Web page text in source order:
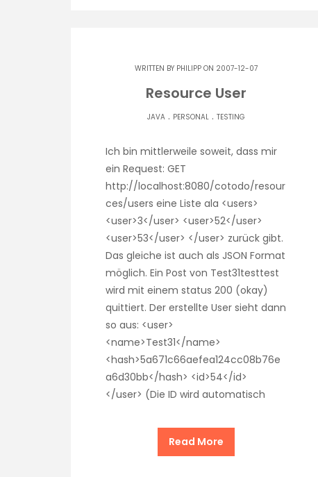
WRITTEN BY PHILIPPON 2007-12-07
Resource User
JAVA. PERSONAL. TESTING
Ich bin mittlerweile soweit, dass mir
ein Request: GET
http://localhost:8080/cotodo/resour
ces/users eine Liste ala <users>
<user>3</user> <user>52</user>
<user>53</user> </user> zurück gibt.
Das gleiche ist auch als JSON Format
möglich. Ein Post von Test31testtest
wird mit einem status 200 (okay)
quittiert. Der erstellte User sieht dann
so aus: <user>
<name>Test31</name>
<hash>5a671c66aefea124cc08b76e
a6d30bb</hash> <id>54</id>
</user> (Die ID wird automatisch
Read More